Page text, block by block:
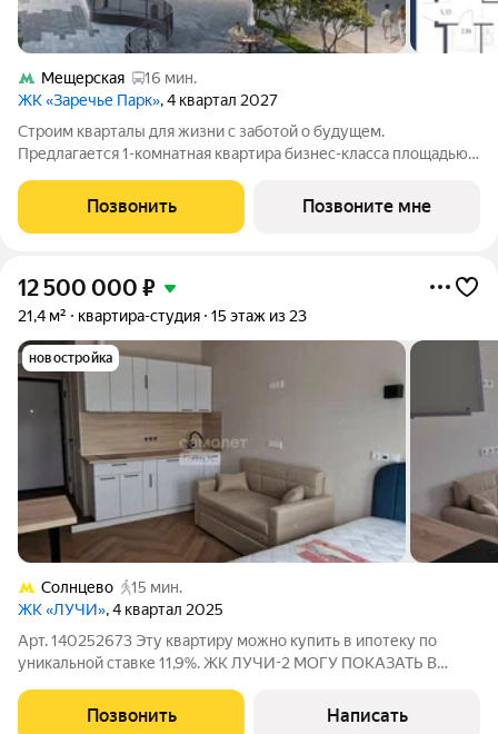
Мещерская
16 мин.
ЖК «Заречье Парк», 4 квартал 2027
Строим кварталы для жизни с заботой о будущем.
Предлагается 1-комнатная квартира бизнес-класса площадью
комплексе "Заречье Парк".Квартира сдается с отделкой из
качественных материалов: так,
Позвонить Позвоните мне
12 500 000 ₽
21,4 м² квартира-студия 15 этаж из 23
новостройка
Солнцево
15 мин.
ЖК «ЛУЧИ», 4 квартал 2025
Арт. 140252673 Эту квартиру можно купить в ипотеку по
уникальной ставке 11,9%. ЖК ЛУЧИ-2 МОГУ ПОКАЗАТЬ В
Без обременения. 1 собственник. Юридически идеально
прозрачная квартира. Кухонный гарнитур, мебель
Позвонить Написать